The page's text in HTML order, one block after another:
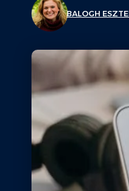
BALOGH